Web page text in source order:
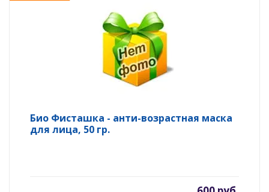
Био Фисташка - анти-возрастная маска
для лица, 50 гр.